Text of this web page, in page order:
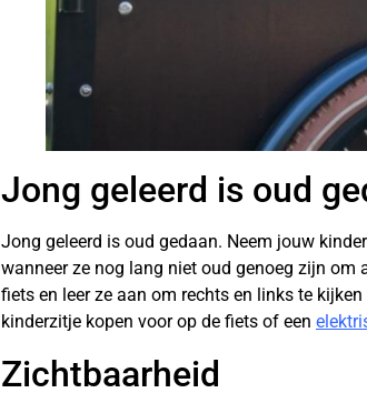
Jong geleerd is oud
Jong geleerd is oud gedaan. Neem jouw
wanneer ze nog lang niet oud genoeg zijn
fiets en leer ze aan om rechts en links te
kinderzitje kopen voor op de fiets of een
Zichtbaarheid